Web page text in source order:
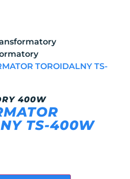
TOROIDALNY TS-
400W
TS-400W